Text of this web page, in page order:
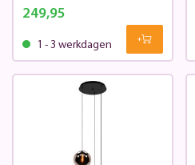
249,95
1 - 3 werkdagen